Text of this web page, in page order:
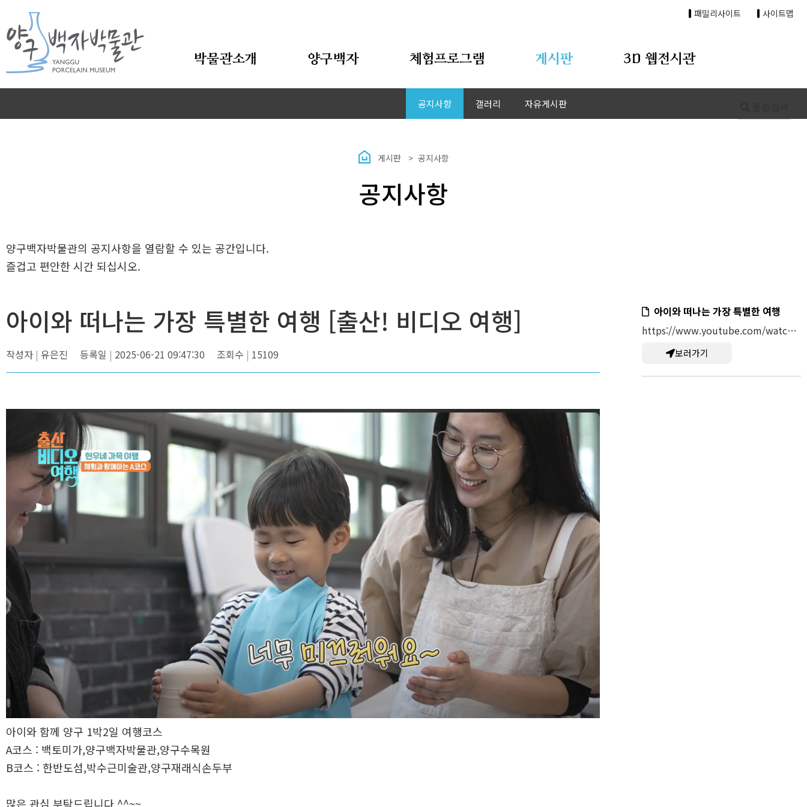
패밀리사이트 사이트맵
박물관소개 양구백자 체험프로그램 게시판
공지사항 갤러리 자유게시판
3D 웹전시관
게시판 공지사항
공지사항
양구백자박물관의 공지사항을 열람할 수 있는 공간입니다.
즐겁고 편안한 시간 되십시오.
아이와 떠나는 가장 특별한 여행 [출산! 비디오 여행]
작성자 유은진 등록일 2025-06-21 09:47:30 조회수 15109
아이와 함께 양구 1박2일 여행코스
A코스 : 백토미가,양구백자박물관,양구수목원
B코스 : 한반도섬,박수근미술관,양구재래식손두부
많은 관심 부탁드립니다 ^^~~
아이와 떠나는 가장 특별한 여행
https://www.youtube.com/watch?v=GgNxIoyxU8w
보러가기